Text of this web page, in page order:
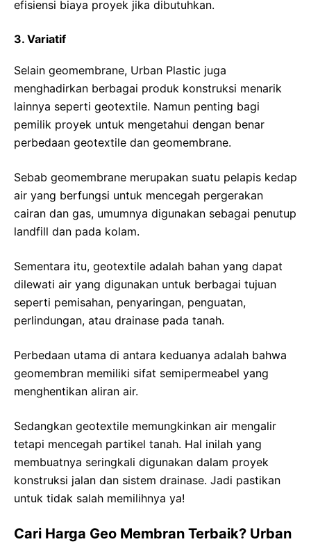
efisiensi biaya proyek jika dibutuhkan.
3. Variatif
Selain geomembrane, Urban Plastic juga
menghadirkan berbagai produk konstruksi menarik
lainnya seperti geotextile. Namun penting bagi
pemilik proyek untuk mengetahui dengan benar
perbedaan geotextile dan geomembrane.
Sebab geomembrane merupakan suatu pelapis kedap
air yang berfungsi untuk mencegah pergerakan
cairan dan gas, umumnya digunakan sebagai penutup
landfill dan pada kolam.
Sementara itu, geotextile adalah bahan yang dapat
dilewati air yang digunakan untuk berbagai tujuan
seperti pemisahan, penyaringan, penguatan,
perlindungan, atau drainase pada tanah.
Perbedaan utama di antara keduanya adalah bahwa
geomembran memiliki sifat semipermeabel yang
menghentikan aliran air.
Sedangkan geotextile memungkinkan air mengalir
tetapi mencegah partikel tanah. Hal inilah yang
membuatnya seringkali digunakan dalam proyek
konstruksi jalan dan sistem drainase. Jadi pastikan
untuk tidak salah memilihnya ya!
Cari Harga Geo Membran Terbaik? Urban